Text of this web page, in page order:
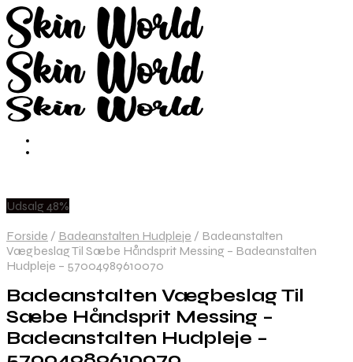
Udsalg 48%
Forside / Badeanstalten Hudpleje / Badeanstalten
Vægbeslag Til Sæbe Håndsprit Messing – Badeanstalten
Hudpleje – 57004989610070
Badeanstalten Vægbeslag Til
Sæbe Håndsprit Messing –
Badeanstalten Hudpleje –